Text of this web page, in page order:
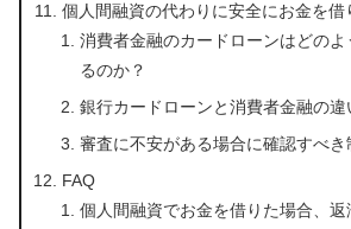
個人間融資の代わりに安全にお金を借
消費者金融のカードローンはどの
るのか？
銀行カードローンと消費者金融の違
審査に不安がある場合に確認すべき
FAQ
個人間融資でお金を借りた場合、